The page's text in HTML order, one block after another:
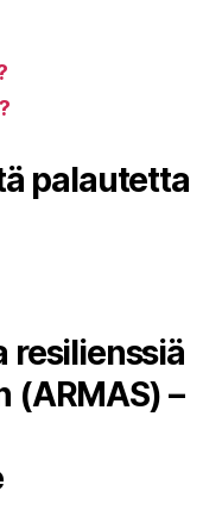
palautetta
resilienssiä
(ARMAS) –